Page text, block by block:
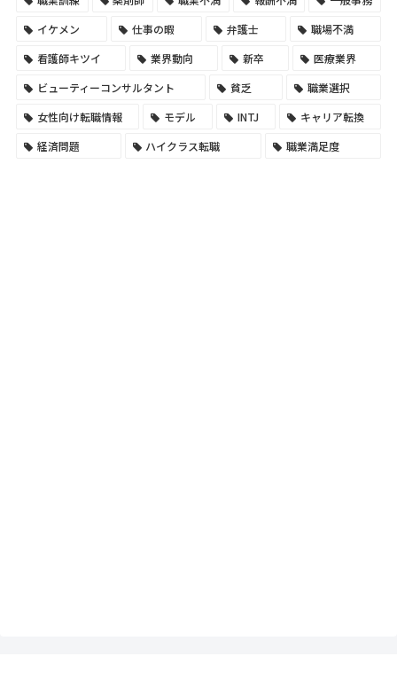
イケメン
仕事の暇 弁護士
職場不満
看護師キツイ
業界動向 新卒
医療業界
ビューティーコンサルタント
貧乏
職業選択
女性向け転職情報
モデル INTJ
キャリア転換
経済問題
ハイクラス転職 職業満足度